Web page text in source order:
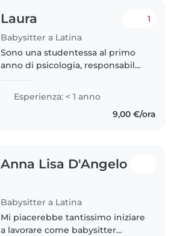
Laura
Babysitter a Latina
1
Sono una studentessa al primo
anno di psicologia, responsabile,
Sono interessata al mondo
dell'educazione e dell'istruzione
dell'infanzia e della scuola..
Esperienza: < 1 anno
9,00 €/ora
Anna Lisa D'Angelo
Babysitter a Latina
Mi piacerebbe tantissimo iniziare
a lavorare come babysitter